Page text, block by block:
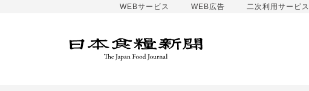
WEBサービス WEB広告 二次利用サービス